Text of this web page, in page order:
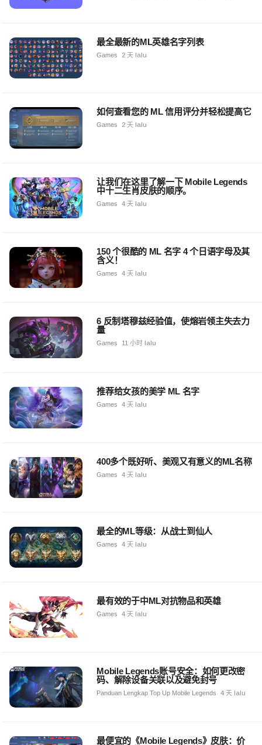
最全最新的ML英雄名字列表
Games 2 天 lalu
如何查看您的 ML 信用评分并轻松提高它
Games 2 天 lalu
让我们在这里了解一下 Mobile Legends
中十二生肖皮肤的顺序。
Games 4 天 lalu
150 个很酷的 ML 名字 4 个日语字母及其
含义！
Games 4 天 lalu
6 反制塔穆兹经验值，使熔岩领主失去力
量
Games 11 小时 lalu
推荐给女孩的美学 ML 名字
Games 4 天 lalu
400多个既好听、美观又有意义的ML名称
Games 4 天 lalu
最全的ML等级：从战士到仙人
Games 4 天 lalu
最有效的于中ML对抗物品和英雄
Games 4 天 lalu
Mobile Legends账号安全：如何更改密
码、解除设备关联以及避免封号
Panduan Lengkap Top Up Mobile Legends 4 天 lalu
最便宜的《Mobile Legends》皮肤：价